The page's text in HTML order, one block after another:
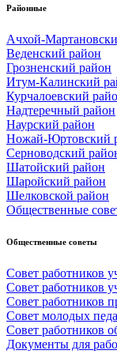
Районные
Ачхой-
Веденский район
Грозненский район
Итум-Калинский
Курчалоевский
Надтеречный район
Наурский район
Ножай-Юртовский
Серноводский
Шатойский район
Шаройский район
Шелковской район
Общественные
Общественные советы
Совет работников
Совет работников
Совет работников
Совет молодых
Совет работников
Документы для